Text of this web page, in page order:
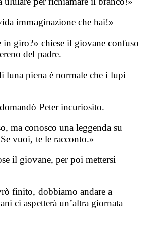
immaginazione che hai!»
in giro?» chiese il giovane confuso
del padre.
luna piena è normale che i lupi
Peter incuriosito.
ma conosco una leggenda su
vuoi, te le racconto.»
il giovane, per poi mettersi
finito, dobbiamo andare a
ci aspetterà un’altra giornata